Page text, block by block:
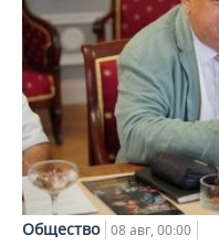
Общество 08 авг, 00:00